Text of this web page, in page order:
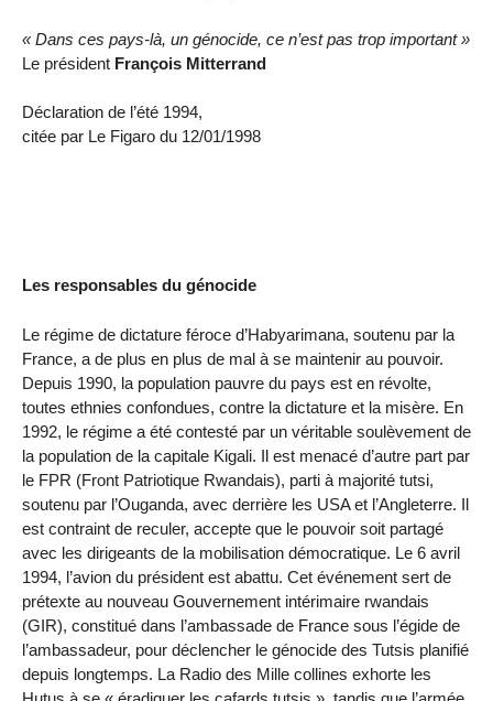
« Dans ces pays-là, un génocide, ce n’est pas trop important »
Le président François Mitterrand
Déclaration de l’été 1994,
citée par Le Figaro du 12/01/1998
Les responsables du génocide
Le régime de dictature féroce d’Habyarimana, soutenu par la
France, a de plus en plus de mal à se maintenir au pouvoir.
Depuis 1990, la population pauvre du pays est en révolte,
toutes ethnies confondues, contre la dictature et la misère. En
1992, le régime a été contesté par un véritable soulèvement de
la population de la capitale Kigali. Il est menacé d’autre part par
le FPR (Front Patriotique Rwandais), parti à majorité tutsi,
soutenu par l’Ouganda, avec derrière les USA et l’Angleterre. Il
est contraint de reculer, accepte que le pouvoir soit partagé
avec les dirigeants de la mobilisation démocratique. Le 6 avril
1994, l’avion du président est abattu. Cet événement sert de
prétexte au nouveau Gouvernement intérimaire rwandais
(GIR), constitué dans l’ambassade de France sous l’égide de
l’ambassadeur, pour déclencher le génocide des Tutsis planifié
depuis longtemps. La Radio des Mille collines exhorte les